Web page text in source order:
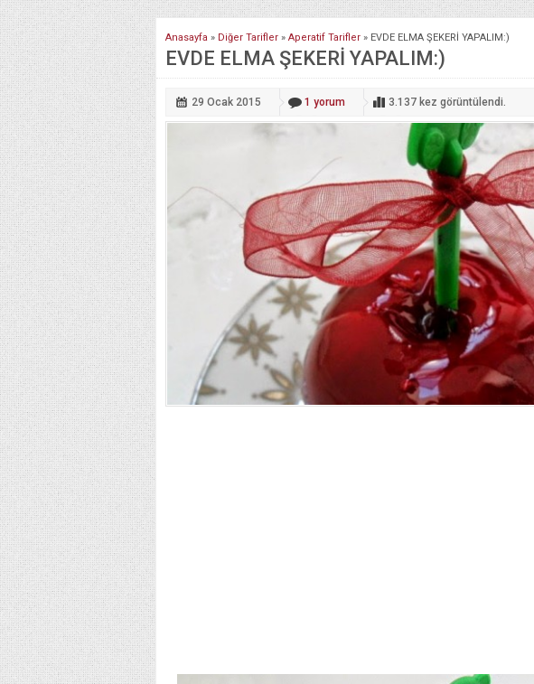
Anasayfa » Diğer Tarifler » Aperatif Tarifler » EVDE ELMA ŞEKERİ YAPALIM:)
EVDE ELMA ŞEKERİ YAPALIM:)
29 Ocak 2015 1 yorum 3.137 kez görüntülendi.